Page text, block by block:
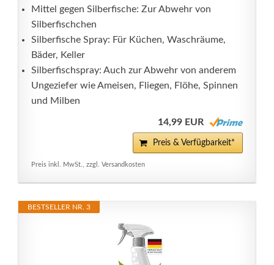
Mittel gegen Silberfische: Zur Abwehr von
Silberfischchen
Silberfische Spray: Für Küchen, Waschräume,
Bäder, Keller
Silberfischspray: Auch zur Abwehr von anderem
Ungeziefer wie Ameisen, Fliegen, Flöhe, Spinnen
und Milben
14,99 EUR
Preis & Verfügbarkeit*
Preis inkl. MwSt., zzgl. Versandkosten
BESTSELLER NR. 3